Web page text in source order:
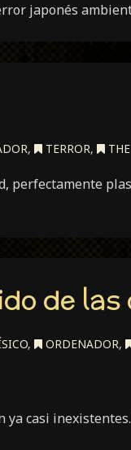
japonés
, TERROR,
perfectamente
de las
, ORDENADOR,
casi